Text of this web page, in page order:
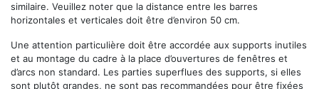
similaire. Veuillez noter que la distance entre les barres
horizontales et verticales doit être d’environ 50 cm.
Une attention particulière doit être accordée aux supports inutiles
et au montage du cadre à la place d’ouvertures de fenêtres et
d’arcs non standard. Les parties superflues des supports, si elles
sont plutôt grandes, ne sont pas recommandées pour être fixées